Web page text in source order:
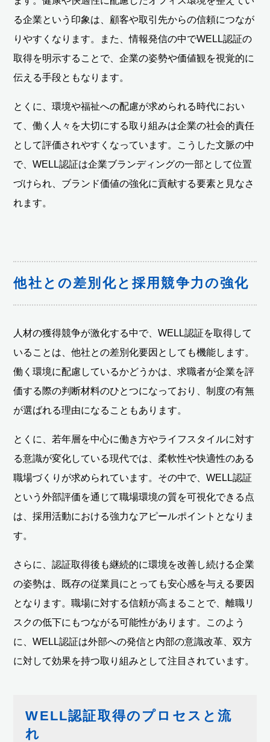
る企業という印象は、顧客や取引先からの信頼につなが
りやすくなります。また、情報発信の中でWELL認証の
取得を明示することで、企業の姿勢や価値観を視覚的に
伝える手段ともなります。
とくに、環境や福祉への配慮が求められる時代におい
て、働く人々を大切にする取り組みは企業の社会的責任
として評価されやすくなっています。こうした文脈の中
で、WELL認証は企業ブランディングの一部として位置
づけられ、ブランド価値の強化に貢献する要素と見なさ
れます。
他社との差別化と採用競争力の強化
人材の獲得競争が激化する中で、WELL認証を取得して
いることは、他社との差別化要因としても機能します。
働く環境に配慮しているかどうかは、求職者が企業を評
価する際の判断材料のひとつになっており、制度の有無
が選ばれる理由になることもあります。
とくに、若年層を中心に働き方やライフスタイルに対す
る意識が変化している現代では、柔軟性や快適性のある
職場づくりが求められています。その中で、WELL認証
という外部評価を通じて職場環境の質を可視化できる点
は、採用活動における強力なアピールポイントとなりま
す。
さらに、認証取得後も継続的に環境を改善し続ける企業
の姿勢は、既存の従業員にとっても安心感を与える要因
となります。職場に対する信頼が高まることで、離職リ
スクの低下にもつながる可能性があります。このよう
に、WELL認証は外部への発信と内部の意識改革、双方
に対して効果を持つ取り組みとして注目されています。
WELL認証取得のプロセスと流
れ